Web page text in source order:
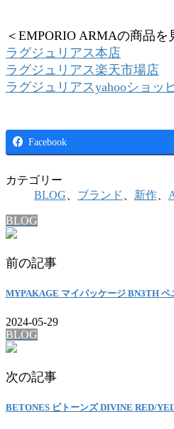
＜EMPORIO ARMAの商品を
ラグジュリアス本店
ラグジュリアス楽天市場店
ラグジュリアスyahooショッ
Facebook
カテゴリー
BLOG
ブランド 新作
BLOG
前の記事
MYPAKAGE マイパッケージ BN3TH
2024-05-29
BLOG
次の記事
BETONES ビトーンズ DIVINE RED/